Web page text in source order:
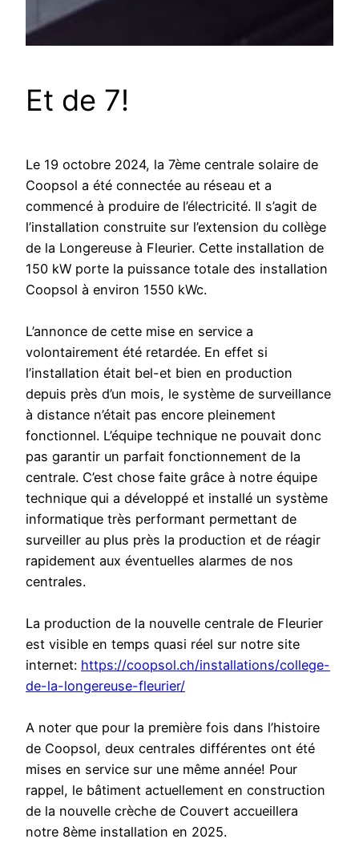
Et de 7!
Le 19 octobre 2024, la 7ème centrale solaire de
Coopsol a été connectée au réseau et a
commencé à produire de l’électricité. Il s’agit de
l’installation construite sur l’extension du collège
de la Longereuse à Fleurier. Cette installation de
150 kW porte la puissance totale des installation
Coopsol à environ 1550 kWc.
L’annonce de cette mise en service a
volontairement été retardée. En effet si
l’installation était bel-et bien en production
depuis près d’un mois, le système de surveillance
à distance n’était pas encore pleinement
fonctionnel. L’équipe technique ne pouvait donc
pas garantir un parfait fonctionnement de la
centrale. C’est chose faite grâce à notre équipe
technique qui a développé et installé un système
informatique très performant permettant de
surveiller au plus près la production et de réagir
rapidement aux éventuelles alarmes de nos
centrales.
La production de la nouvelle centrale de Fleurier
est visible en temps quasi réel sur notre site
internet: https://coopsol.ch/installations/college-
de-la-longereuse-fleurier/
A noter que pour la première fois dans l’histoire
de Coopsol, deux centrales différentes ont été
mises en service sur une même année! Pour
rappel, le bâtiment actuellement en construction
de la nouvelle crèche de Couvert accueillera
notre 8ème installation en 2025.